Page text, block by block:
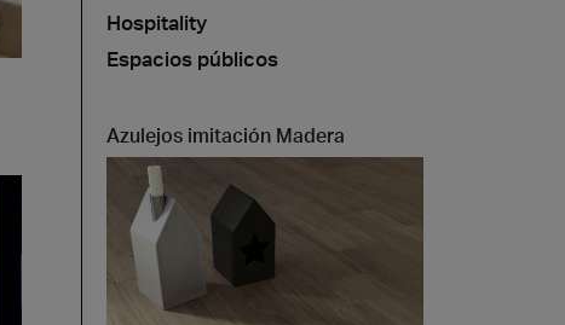
Hospitality
Espacios públicos
Azulejos imitación Madera